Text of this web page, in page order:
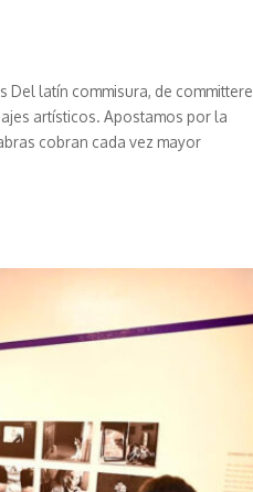
latín commisura, de committere
artísticos. Apostamos por la
cobran cada vez mayor